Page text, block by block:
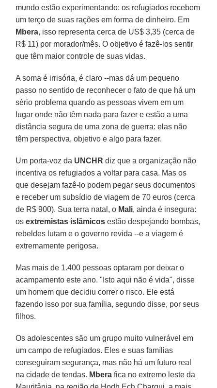
mundo estão experimentando: os refugiados recebem
um terço de suas rações em forma de dinheiro. Em
Mbera, isso representa cerca de US$ 3,35 (cerca de
R$ 11) por morador/mês. O objetivo é fazê-los sentir
que têm maior controle de suas vidas.
A soma é irrisória, é claro --mas dá um pequeno
passo no sentido de reconhecer o fato de que há um
sério problema quando as pessoas vivem em um
lugar onde não têm nada para fazer e estão a uma
distância segura de uma zona de guerra: elas não
têm perspectiva, objetivo e algo para fazer.
Um porta-voz da UNCHR diz que a organização não
incentiva os refugiados a voltar para casa. Mas os
que desejam fazê-lo podem pegar seus documentos
e receber um subsídio de viagem de 70 euros (cerca
de R$ 900). Sua terra natal, o Mali, ainda é insegura:
osextremistas islâmicos estão despejando bombas,
rebeldes lutam e o governo revida --e a viagem é
extremamente perigosa.
Mas mais de 1.400 pessoas optaram por deixar o
acampamento este ano. "Isto aqui não é vida", disse
um homem que decidiu correr o risco. Ele está
fazendo isso por sua família, segundo disse, por seus
filhos.
Os adolescentes são um grupo muito vulnerável em
um campo de refugiados. Eles e suas famílias
conseguiram segurança, mas não há um futuro real
na cidade de tendas. Mbera fica no extremo leste da